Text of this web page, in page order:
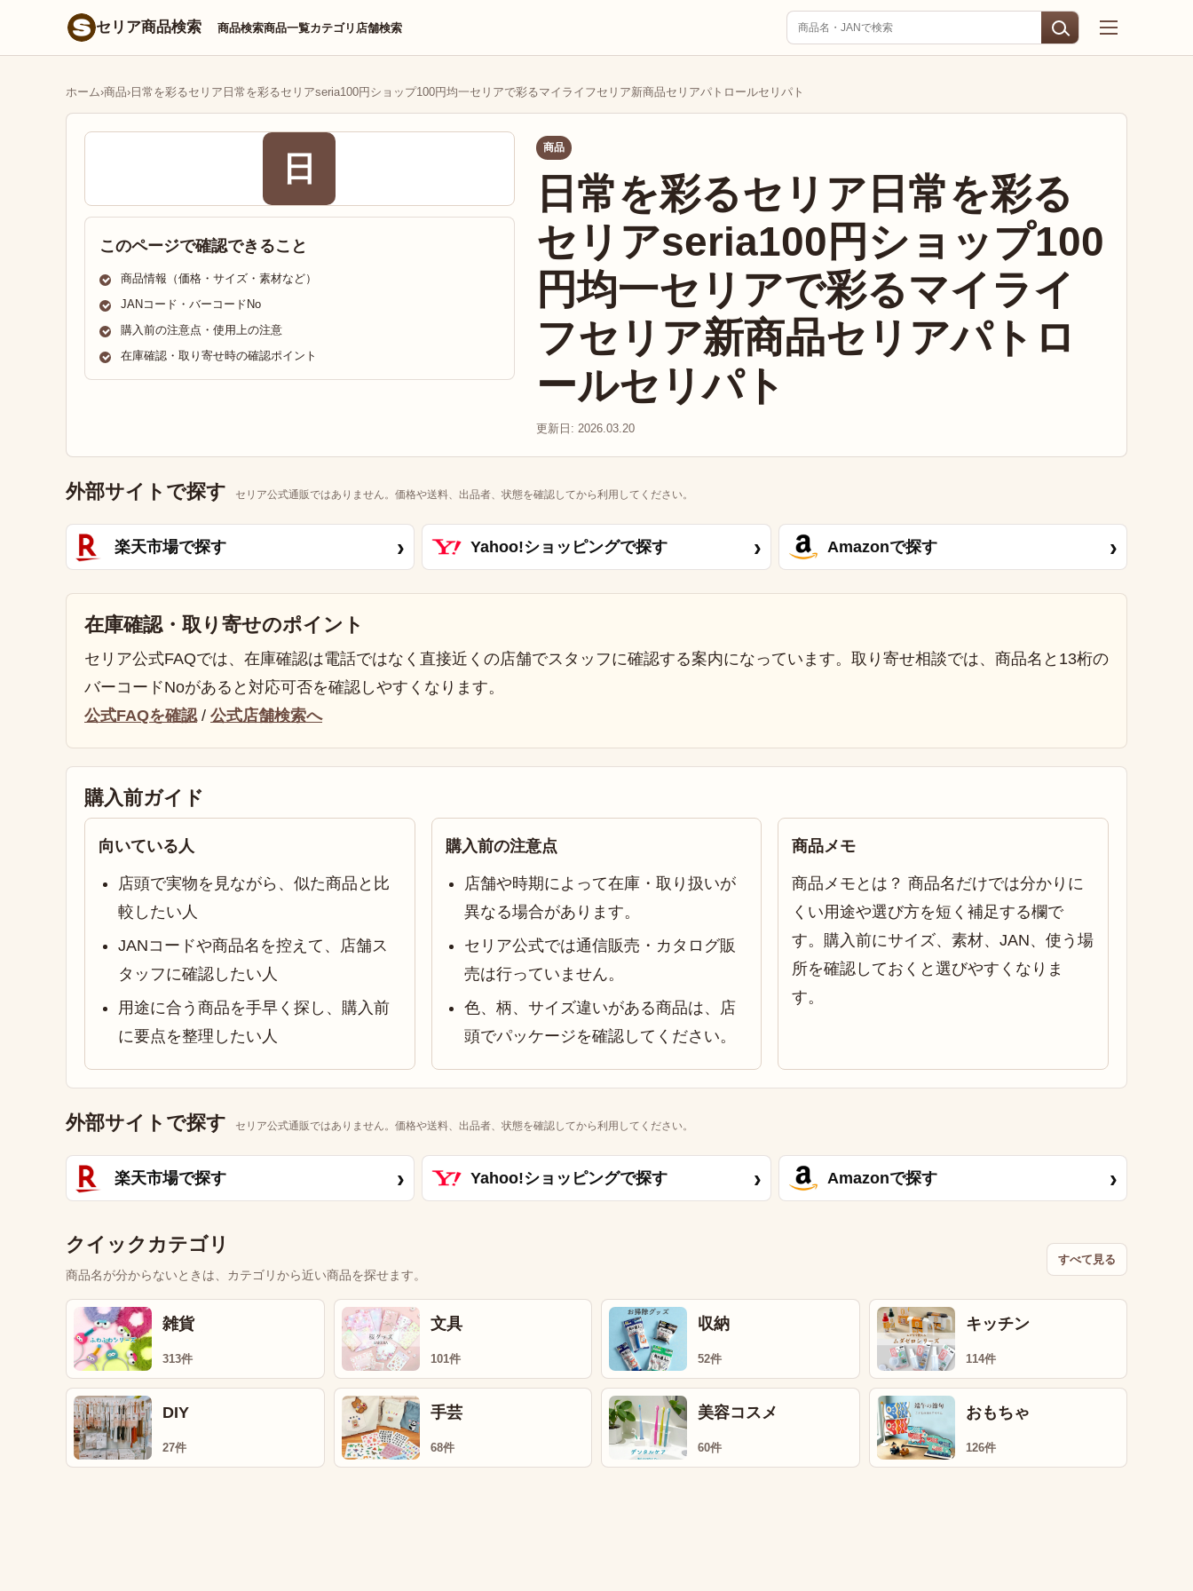
セリア商品検索 商品検索商品一覧カテゴリ 店舗検索
ホーム›商品› 日常を彩るセリア日常を彩るセリアseria100円ショップ100円均一セリアで彩るマイライフセリア新商品セリアパトロールセリパト
日
このページで確認できること
商品情報（価格・サイズ・素材など）
JANコード・バーコードNo
購入前の注意点・使用上の注意
在庫確認・取り寄せ時の確認ポイント
商品
日常を彩るセリア日常を彩る
セリアseria100円ショップ100
円均一セリアで彩るマイライ
フセリア新商品セリアパトロ
ールセリパト
更新日: 2026.03.20
外部サイトで探す セリア公式通販ではありません。価格や送料、出品者、状態を確認してから利用してください。
楽天市場で探す › Yahoo!ショッピングで探す › Amazonで探す ›
在庫確認・取り寄せのポイント
セリア公式FAQでは、在庫確認は電話ではなく直接近くの店舗でスタッフに確認する案内になっています。取り寄せ相談では、商品名と13桁の
バーコードNoがあると対応可否を確認しやすくなります。
公式FAQを確認/ 公式店舗検索へ
購入前ガイド
向いている人
店頭で実物を見ながら、似た商品と比
較したい人
JANコードや商品名を控えて、店舗ス
タッフに確認したい人
用途に合う商品を手早く探し、購入前
に要点を整理したい人
購入前の注意点
店舗や時期によって在庫・取り扱いが
異なる場合があります。
セリア公式では通信販売・カタログ販
売は行っていません。
色、柄、サイズ違いがある商品は、店
頭でパッケージを確認してください。
商品メモ
商品メモとは？ 商品名だけでは分かりに
くい用途や選び方を短く補足する欄で
す。購入前にサイズ、素材、JAN、使う場
所を確認しておくと選びやすくなりま
す。
外部サイトで探す セリア公式通販ではありません。価格や送料、出品者、状態を確認してから利用してください。
楽天市場で探す › Yahoo!ショッピングで探す › Amazonで探す ›
クイックカテゴリ
商品名が分からないときは、カテゴリから近い商品を探せます。
すべて見る
雑貨
313件
文具
101件
収納
52件
キッチン
114件
DIY
27件
手芸
68件
美容コスメ
60件
おもちゃ
126件